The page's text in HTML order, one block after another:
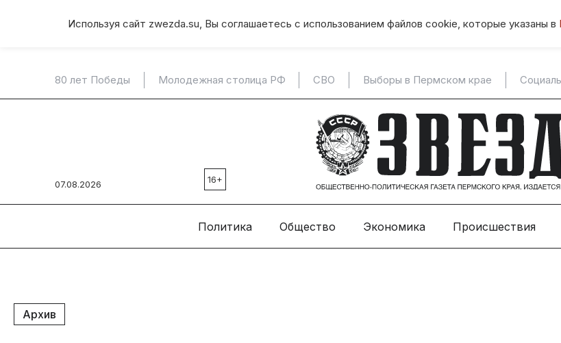
Используя сайт zwezda.su, Вы соглашаетесь с использованием файлов cookie, которые указаны в
80 лет Победы Молодежная столица РФ СВО Выборы в Пермском крае
07.08.2026 16+
Политика Общество Экономика Происшествия
Архив